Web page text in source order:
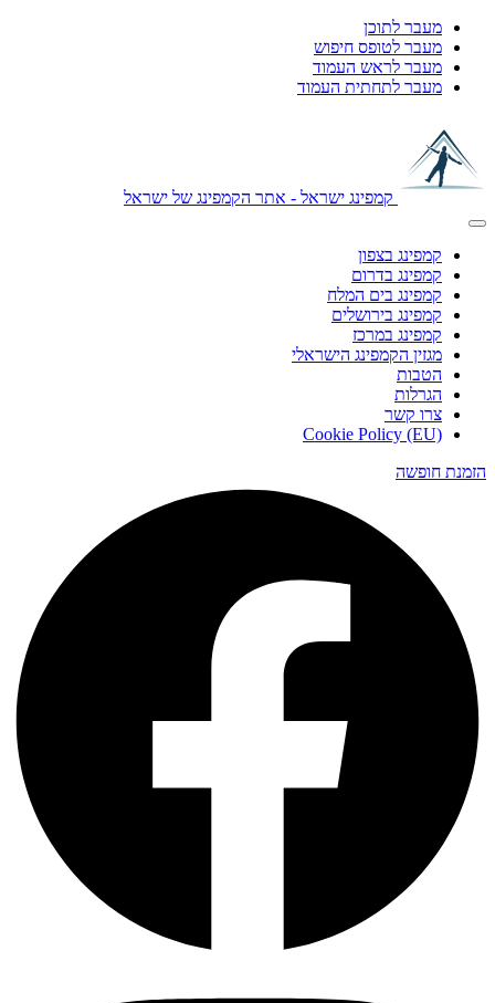
מעבר לתוכן
מעבר לטופס חיפוש
מעבר לראש העמוד
מעבר לתחתית העמוד
קמפינג ישראל - אתר הקמפינג של ישראל
קמפינג בצפון
קמפינג בדרום
קמפינג בים המלח
קמפינג בירושלים
קמפינג במרכז
מגזין הקמפינג הישראלי
הטבות
הגרלות
צרו קשר
Cookie Policy (EU)
הזמנת חופשה